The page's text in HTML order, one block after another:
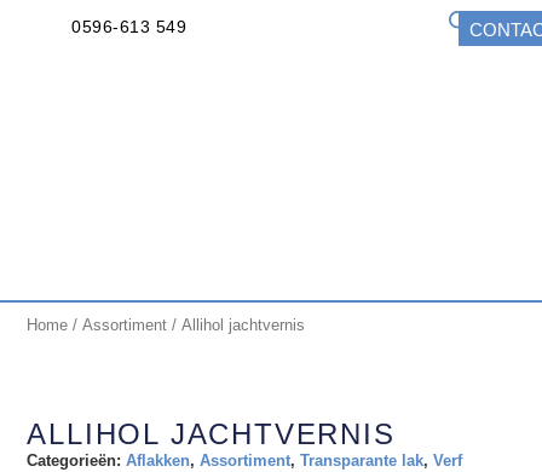
0596-613 549
Home /Assortiment / Allihol jachtvernis
ALLIHOL JACHTVERNIS
Categorieën: Aflakken,Assortiment,Transparante lak,Verf